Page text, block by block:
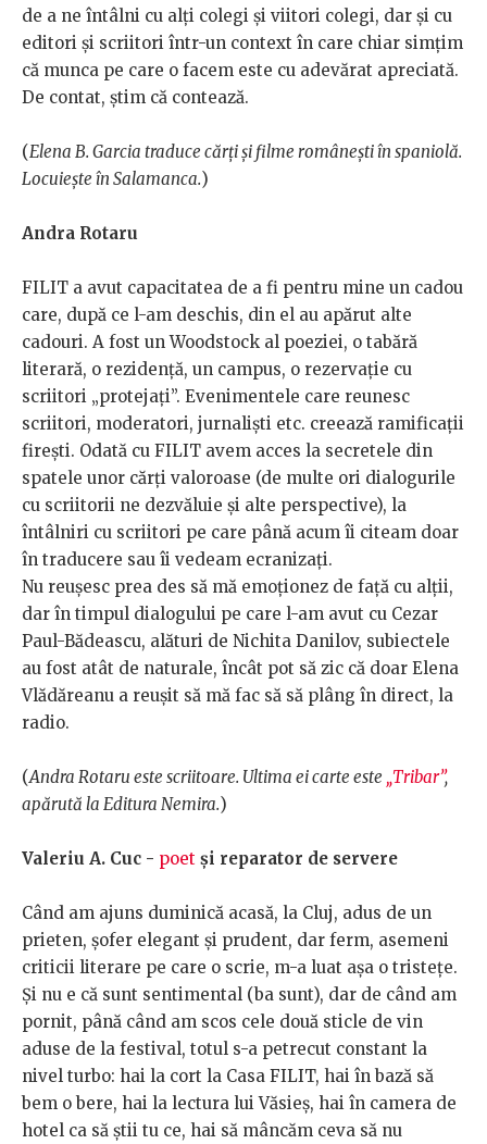
de a ne întâlni cu alți colegi și viitori colegi, dar și cu
editori și scriitori într-un context în care chiar simțim
că munca pe care o facem este cu adevărat apreciată.
De contat, știm că contează.
(Elena B. Garcia traduce cărți și filme românești în spaniolă.
Locuiește în Salamanca.)
Andra Rotaru
FILIT a avut capacitatea de a fi pentru mine un cadou
care, după ce l-am deschis, din el au apărut alte
cadouri. A fost un Woodstock al poeziei, o tabără
literară, o rezidență, un campus, o rezervație cu
scriitori „protejați”. Evenimentele care reunesc
scriitori, moderatori, jurnaliști etc. creează ramificații
firești. Odată cu FILIT avem acces la secretele din
spatele unor cărți valoroase (de multe ori dialogurile
cu scriitorii ne dezvăluie și alte perspective), la
întâlniri cu scriitori pe care până acum îi citeam doar
în traducere sau îi vedeam ecranizați.
Nu reușesc prea des să mă emoționez de față cu alții,
dar în timpul dialogului pe care l-am avut cu Cezar
Paul-Bădeascu, alături de Nichita Danilov, subiectele
au fost atât de naturale, încât pot să zic că doar Elena
Vlădăreanu a reușit să mă fac să să plâng în direct, la
radio.
(Andra Rotaru este scriitoare. Ultima ei carte este „Tribar”,
apărută la Editura Nemira.)
Valeriu A. Cuc - poet și reparator de servere
Când am ajuns duminică acasă, la Cluj, adus de un
prieten, șofer elegant și prudent, dar ferm, asemeni
criticii literare pe care o scrie, m-a luat așa o tristețe.
Și nu e că sunt sentimental (ba sunt), dar de când am
pornit, până când am scos cele două sticle de vin
aduse de la festival, totul s-a petrecut constant la
nivel turbo: hai la cort la Casa FILIT, hai în bază să
bem o bere, hai la lectura lui Văsieș, hai în camera de
hotel ca să știi tu ce, hai să mâncăm ceva să nu